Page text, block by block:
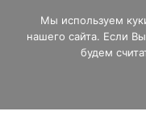
+7 950 189 4420
Мы используем
нашего сайта. Если
будем